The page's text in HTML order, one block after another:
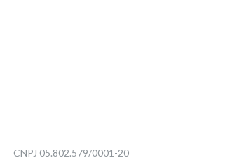
CNPJ 05.802.579/0001-20